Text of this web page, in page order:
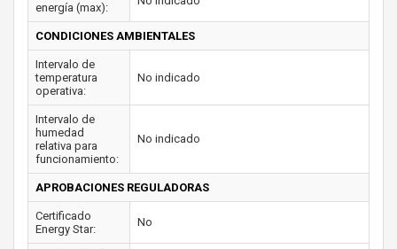
energía (max):
CONDICIONES AMBIENTALES
Intervalo de
temperatura
operativa:
No indicado
Intervalo de
humedad
relativa para
funcionamiento:
No indicado
APROBACIONES REGULADORAS
Certificado
Energy Star:
No